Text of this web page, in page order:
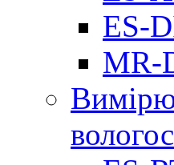
ES-
MR-